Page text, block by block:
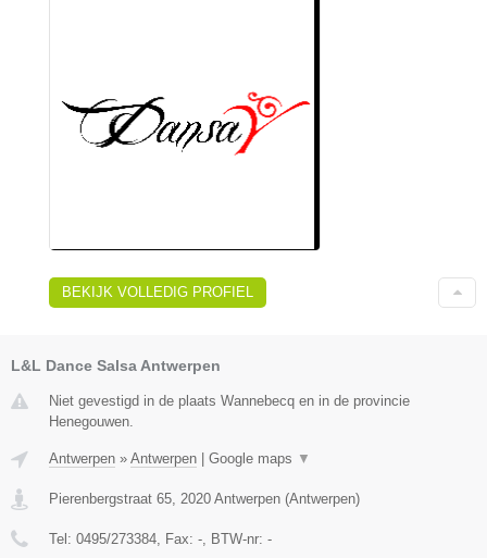
BEKIJK VOLLEDIG PROFIEL
L&L Dance Salsa Antwerpen
Niet gevestigd in de plaats Wannebecq en in de provincie
Henegouwen.
Antwerpen » Antwerpen | Google maps ▼
Pierenbergstraat 65 2020 Antwerpen (Antwerpen)
Tel: 0495/273384 , Fax: - , BTW-nr: -